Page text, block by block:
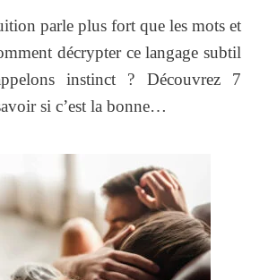
parle plus fort que les mots et
décrypter ce langage subtil
instinct ? Découvrez 7
si c’est la bonne…